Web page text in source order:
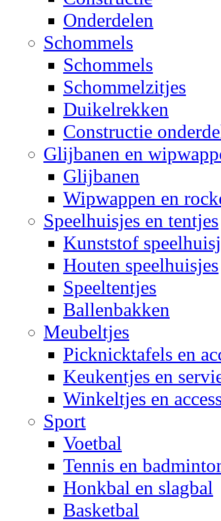
Onderdelen
Schommels
Schommels
Schommelzitjes
Duikelrekken
Constructie
Glijbanen en
Glijbanen
Wipwappen en
Speelhuisjes en tentjes
Kunststof
Houten speelhuisjes
Speeltentjes
Ballenbakken
Meubeltjes
Picknicktafels en
Keukentjes en
Winkeltjes en
Sport
Voetbal
Tennis en
Honkbal en slagbal
Basketbal